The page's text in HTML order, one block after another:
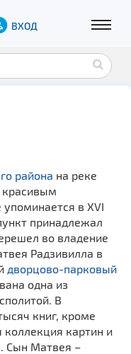
ВХОД
района на реке
красивым
в XVI
принадлежал
во владение
Радзивилла в
дворцово-парковый
одна из
В
книг, кроме
коллекция картин и
Сын Матвея –